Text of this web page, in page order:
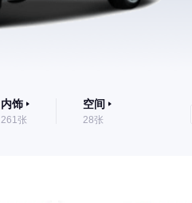
内饰
261张
空间
28张